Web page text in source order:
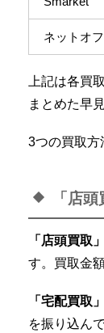
ネットオフ
上記は各買
まとめた早
3つの買取方
「店
「店頭買取」
す。買取金
「宅配買取」
を振り込ん